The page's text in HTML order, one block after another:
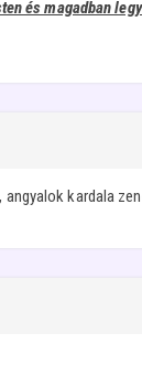
és magadban
kardala